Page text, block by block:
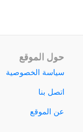
حول الموقع
سياسة الخصوصية
اتصل بنا
عن الموقع